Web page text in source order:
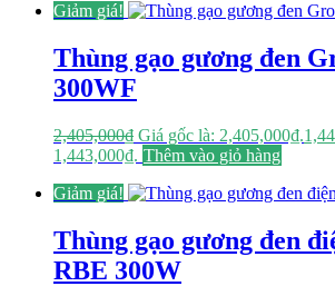
Giảm giá!
Thùng gạo gương đen
300WF
2,405,000₫ Giá gốc là: 2,405,000₫.
1,443,000₫. Thêm vào giỏ hàng
Giảm giá!
Thùng gạo gương đen
RBE 300W